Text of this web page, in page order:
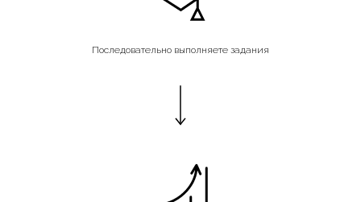
Последовательно выполняете задания